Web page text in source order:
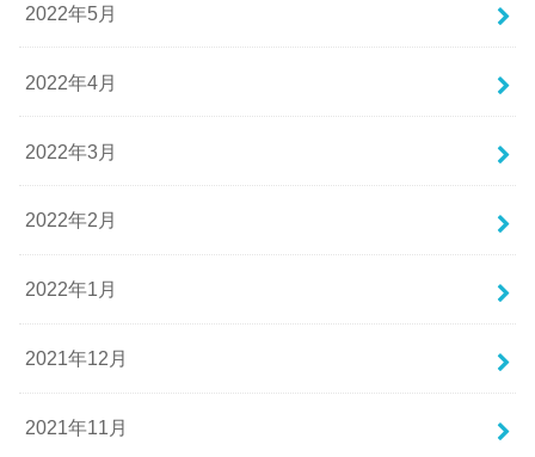
2022年5月
2022年4月
2022年3月
2022年2月
2022年1月
2021年12月
2021年11月